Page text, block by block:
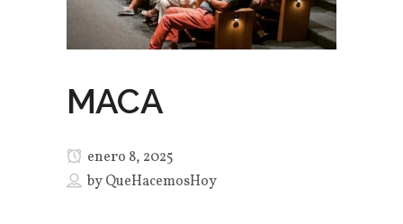
MACA
enero 8, 2025
byQueHacemosHoy